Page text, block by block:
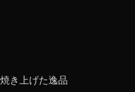
き上げた逸品